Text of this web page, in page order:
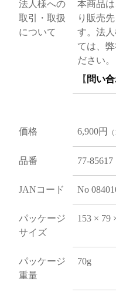
法人様への
取引・取扱
について
本商品
り販売
す。法
ては、
ださい。
【 問い
価格 6,900円
品番 77-85617
JANコード No
パッケージ
サイズ
153 × 79
パッケージ
重量
70g